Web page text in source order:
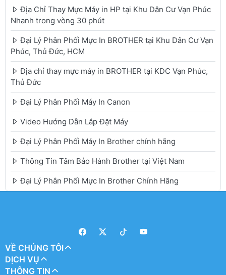
Địa Chỉ Thay Mực Máy in HP tại Khu Dân Cư Vạn Phúc
Nhanh trong vòng 30 phút
Đại Lý Phân Phối Mực In BROTHER tại Khu Dân Cư Vạn
Phúc, Thủ Đức, HCM
Địa chỉ thay mực máy in BROTHER tại KDC Vạn Phúc,
Thủ Đức
Đại Lý Phân Phối Máy In Canon
Video Hướng Dẫn Lắp Đặt Máy
Đại Lý Phân Phối Máy In Brother chính hãng
Thông Tin Tâm Bảo Hành Brother tại Việt Nam
Đại Lý Phân Phối Mực In Brother Chính Hãng
VỀ CHÚNG TÔI
DỊCH VỤ
THÔNG TIN